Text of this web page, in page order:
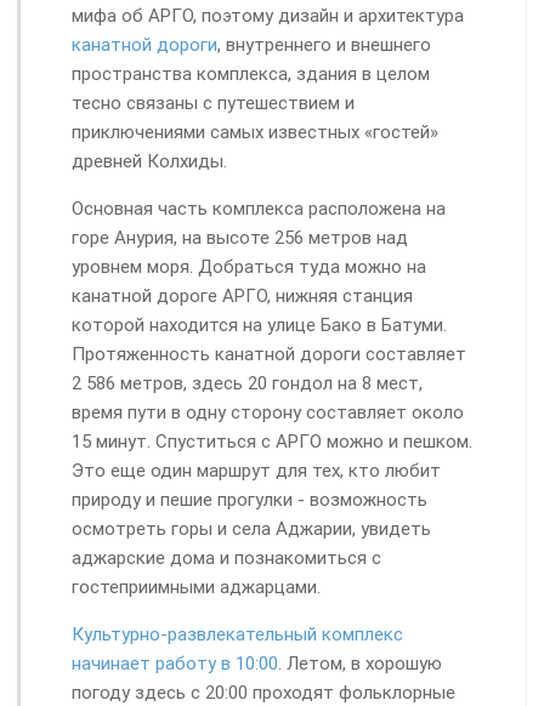
мифа об АРГО, поэтому дизайн и архитектура
канатной дороги, внутреннего и внешнего
пространства комплекса, здания в целом
тесно связаны с путешествием и
приключениями самых известных «гостей»
древней Колхиды.
Основная часть комплекса расположена на
горе Анурия, на высоте 256 метров над
уровнем моря. Добраться туда можно на
канатной дороге АРГО, нижняя станция
которой находится на улицеБаков Батуми.
Протяженность канатной дороги составляет
2 586 метров, здесь 20 гондол на 8 мест,
время пути в одну сторону составляет около
15 минут. Спуститься с АРГО можно и пешком.
Это еще один маршрут для тех, кто любит
природу и пешие прогулки - возможность
осмотреть горы и села Аджарии, увидеть
аджарские дома и познакомиться с
гостеприимными аджарцами.
Культурно-развлекательный комплекс
начинает работу в 10:00. Летом, в хорошую
погоду здесь с 20:00 проходят фольклорные